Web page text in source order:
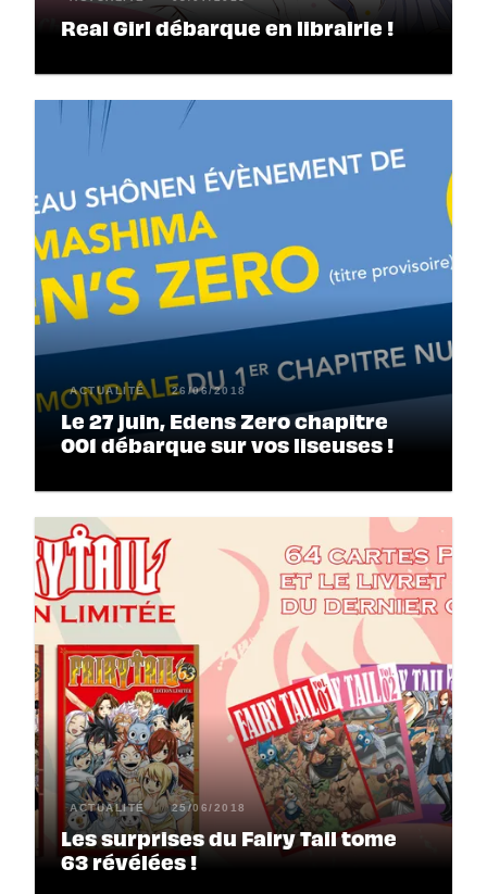
Real Girl débarque en librairie !
ACTUALITÉ 26/06/2018
Le 27 juin, Edens Zero chapitre
001 débarque sur vos liseuses !
ACTUALITÉ 25/06/2018
Les surprises du Fairy Tail tome
63 révélées !